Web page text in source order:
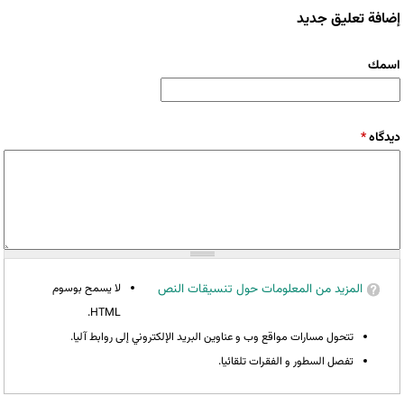
إضافة تعليق جديد
‏اسمك ‏
‏دیدگاه ‏*
المزيد من المعلومات حول تنسيقات النص
لا يسمح بوسوم
HTML.
تتحول مسارات مواقع وب و عناوين البريد الإلكتروني إلى روابط آليا.
تفصل السطور و الفقرات تلقائيا.